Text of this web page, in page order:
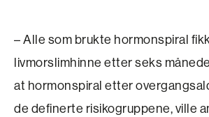
– Alle som brukte hormonspiral
livmorslimhinne etter seks
at hormonspiral etter
de definerte risikogruppene, ville